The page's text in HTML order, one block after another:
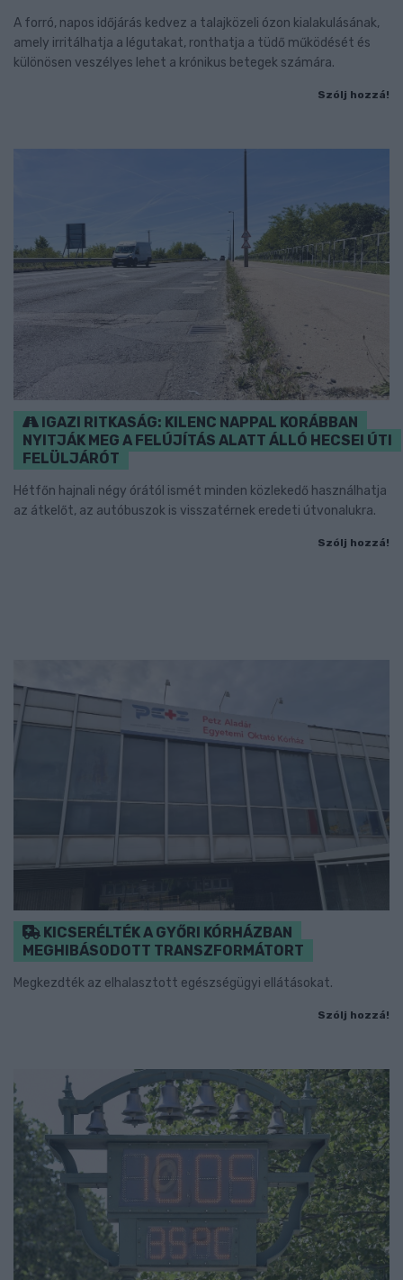
A forró, napos időjárás kedvez a talajközeli ózon kialakulásának,
amely irritálhatja a légutakat, ronthatja a tüdő működését és
különösen veszélyes lehet a krónikus betegek számára.
Szólj hozzá!
IGAZI RITKASÁG: KILENC NAPPAL KORÁBBAN
NYITJÁK MEG A FELÚJÍTÁS ALATT ÁLLÓ HECSEI ÚTI
FELÜLJÁRÓT
Hétfőn hajnali négy órától ismét minden közlekedő használhatja
az átkelőt, az autóbuszok is visszatérnek eredeti útvonalukra.
Szólj hozzá!
KICSERÉLTÉK A GYŐRI KÓRHÁZBAN
MEGHIBÁSODOTT TRANSZFORMÁTORT
Megkezdték az elhalasztott egészségügyi ellátásokat.
Szólj hozzá!